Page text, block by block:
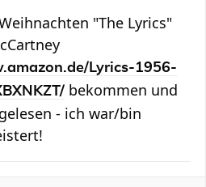
"The Lyrics"
Lyrics-1956-
bekommen und
- ich war/bin